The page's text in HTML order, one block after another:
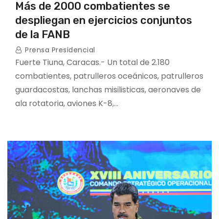
Más de 2000 combatientes se
despliegan en ejercicios conjuntos
de la FANB
Prensa Presidencial
Fuerte Tiuna, Caracas.- Un total de 2.180
combatientes, patrulleros oceánicos, patrulleros
guardacostas, lanchas misilisticas, aeronaves de
ala rotatoria, aviones K-8,…